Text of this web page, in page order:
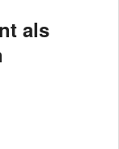
als